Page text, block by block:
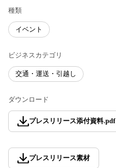
種類
イベント
ビジネスカテゴリ
交通・運送・引越し
ダウンロード
プレスリリース添付資料.pdf
プレスリリース素材